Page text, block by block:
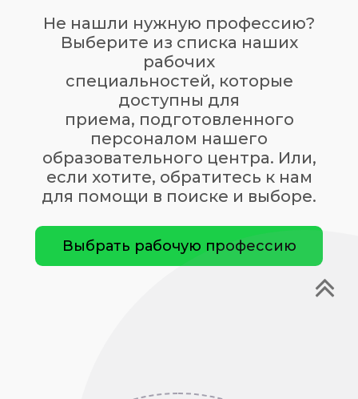
Не нашли нужную профессию?
Выберите из списка наших
рабочих
специальностей, которые
доступны для
приема, подготовленного
персоналом нашего
образовательного центра. Или,
если хотите, обратитесь к нам
для помощи в поиске и выборе.
Выбрать рабочую профессию